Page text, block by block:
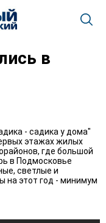
в
- садика у дома"
этажах жилых
где большой
в Подмосковье
светлые и
на этот год - минимум